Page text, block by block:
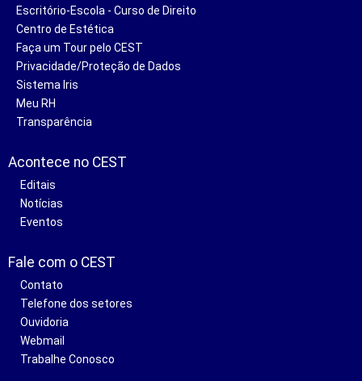
Escritório-Escola - Curso de Direito
Centro de Estética
Faça um Tour pelo CEST
Privacidade/Proteção de Dados
Sistema Iris
Meu RH
Transparência
Acontece no CEST
Editais
Notícias
Eventos
Fale com o CEST
Contato
Telefone dos setores
Ouvidoria
Webmail
Trabalhe Conosco